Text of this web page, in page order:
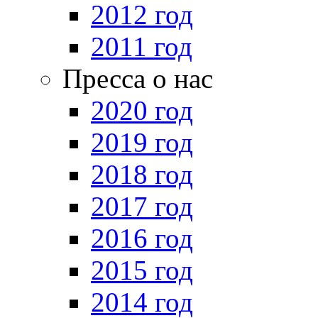
2012 год
2011 год
Пресса о нас
2020 год
2019 год
2018 год
2017 год
2016 год
2015 год
2014 год